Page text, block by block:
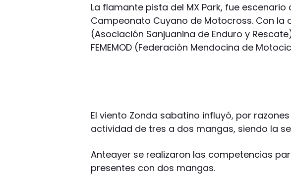
La flamante pista del MX Park, fue
Campeonato Cuyano de Motocross. Con la
(Asociación Sanjuanina de Enduro y
FEMEMOD (Federación Mendocina de
El viento Zonda sabatino influyó, por
actividad de tres a dos mangas, siendo la
Anteayer se realizaron las competencias
presentes con dos mangas.